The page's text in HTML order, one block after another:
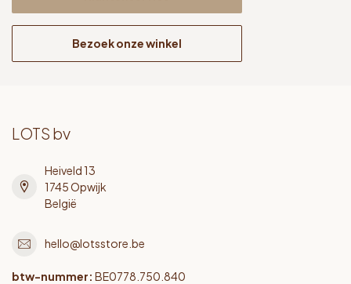
Bezoek onze winkel
LOTS bv
Heiveld 13
1745 Opwijk
België
hello@lotsstore.be
btw-nummer: BE0778.750.840